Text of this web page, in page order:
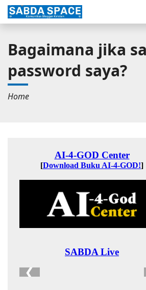
Bagaimana jika
password saya?
Home